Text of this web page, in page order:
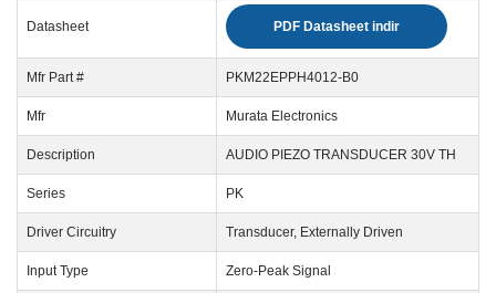
Datasheet PDF Datasheet indir
Mfr Part # PKM22EPPH4012-B0
Mfr Murata Electronics
Description AUDIO PIEZO TRANSDUCER 30V TH
Series PK
Driver Circuitry Transducer, Externally Driven
Input Type Zero-Peak Signal